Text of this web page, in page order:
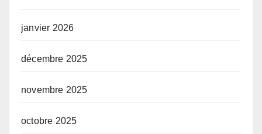
janvier 2026
décembre 2025
novembre 2025
octobre 2025